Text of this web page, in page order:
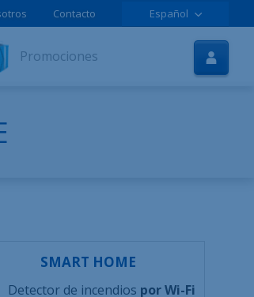
Inicio
Internet
Contacto Español
Promociones
SMART HOME
Detector de incendios por Wi-Fi